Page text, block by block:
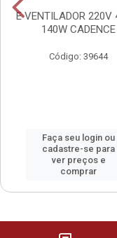
E VENTILADOR 220V
140W CADENCE
Código: 39644
Faça seu login ou
cadastre-se para
ver preços e
comprar